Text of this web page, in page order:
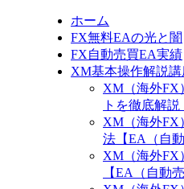
ホーム
FX無料EAの光と闇
FX自動売買EA実績
XM基本操作解説講
XM（海外FX
トを徹底解説
XM（海外FX
法【EA（自
XM（海外FX
【EA（自動